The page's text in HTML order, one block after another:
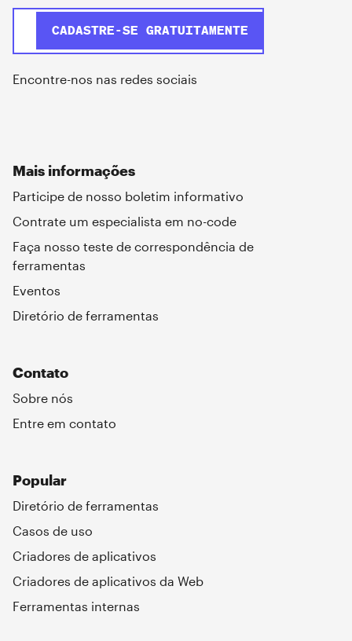
Encontre-nos nas redes sociais
Mais informações
Participe de nosso boletim informativo
Contrate um especialista em no-code
Faça nosso teste de correspondência de
ferramentas
Eventos
Diretório de ferramentas
Popular
Diretório de ferramentas
Casos de uso
Criadores de aplicativos
Criadores de aplicativos da Web
Ferramentas internas
Contato
Sobre nós
Entre em contato